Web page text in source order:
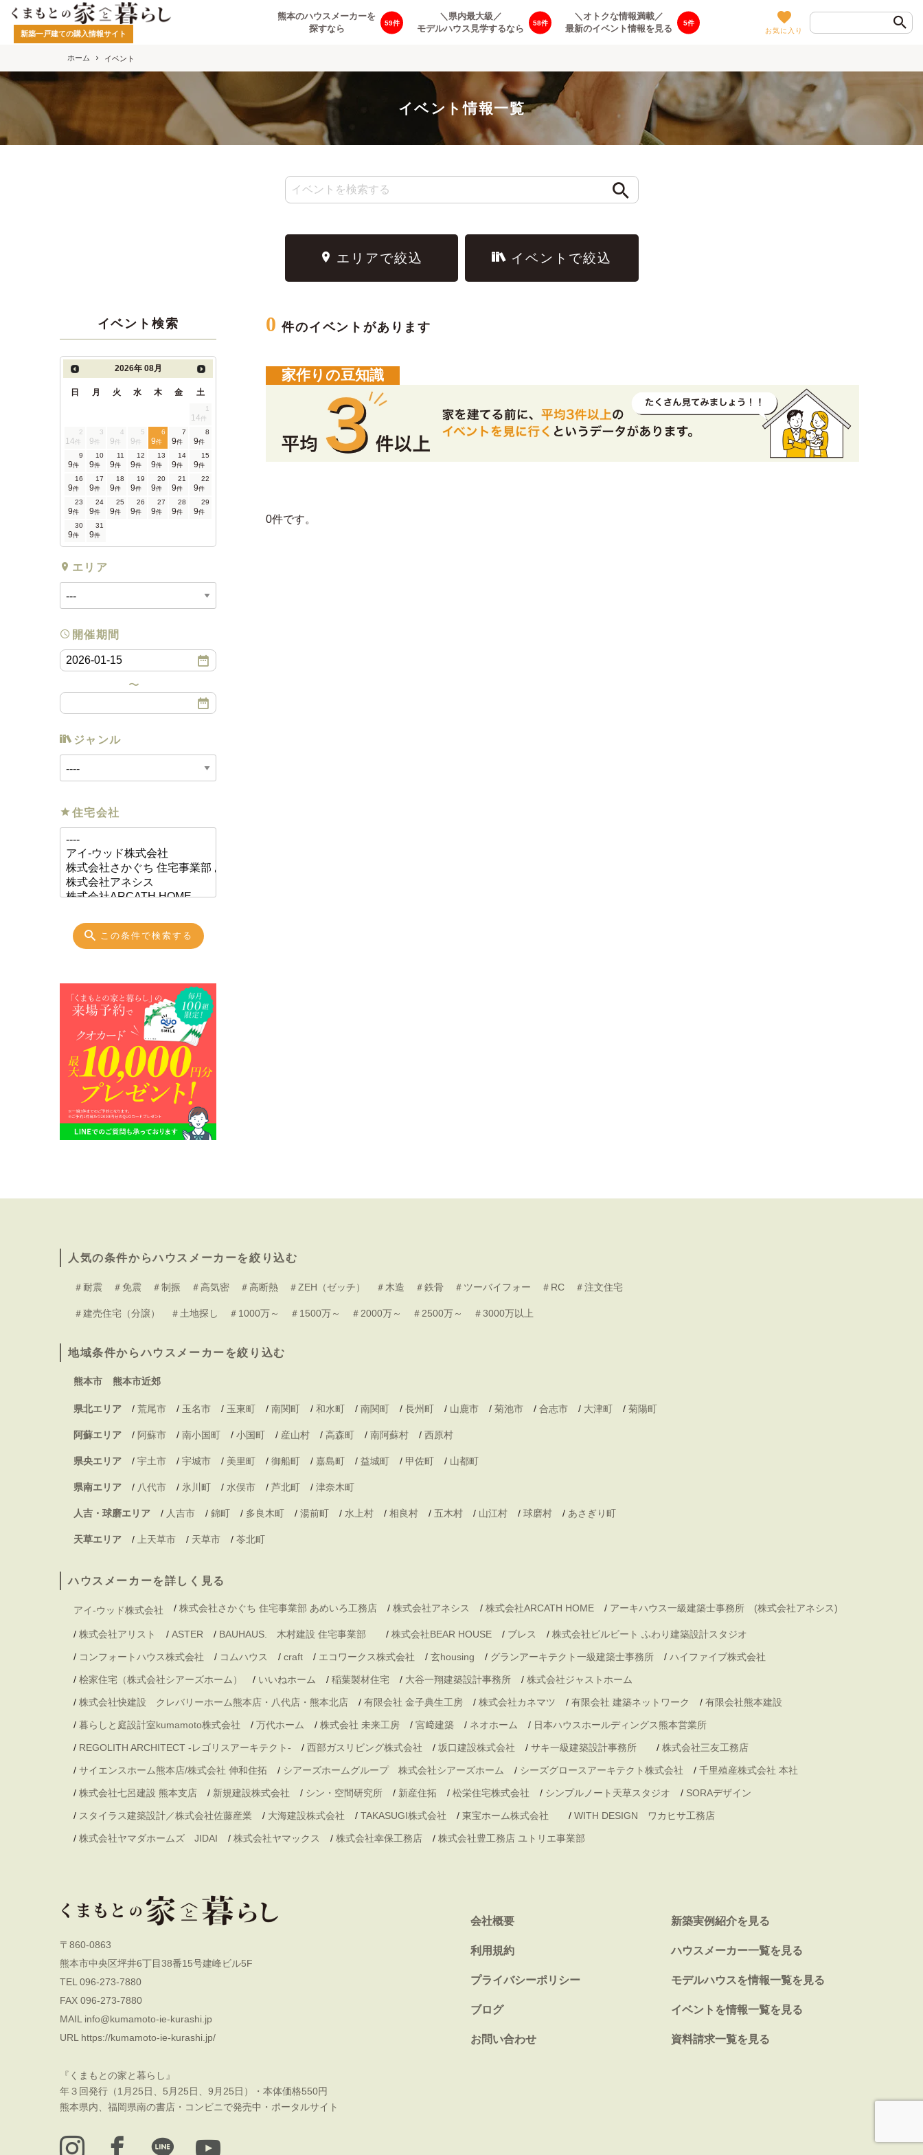
新築一戸建ての購入情報サイト
59
熊本のハウスメーカーを
探すなら
58
＼県内最大級／
モデルハウス見学するなら
5
＼オトクな情報満載／
最新のイベント情報を見る
お気に入り
ホーム イベント
イベント情報一覧
エリアで絞込 イベントで絞込
イベント検索
2026年 08月
日 月 火 水 木 金 土
1
14件
2
14件
3
9件
4
9件
5
9件
6
9件
7
9件
8
9件
9
9件
10
9件
11
9件
12
9件
13
9件
14
9件
15
9件
16
9件
17
9件
18
9件
19
9件
20
9件
21
9件
22
9件
23
9件
24
9件
25
9件
26
9件
27
9件
28
9件
29
9件
30
9件
31
9件
エリア
開催期間
ジャンル
住宅会社
この条件で検索する
0 件のイベントがあります
家作りの豆知識
0件です。
人気の条件からハウスメーカーを絞り込む
＃耐震 ＃免震 ＃制振 ＃高気密 ＃高断熱 ＃ZEH（ゼッチ） ＃木造 ＃鉄骨 ＃ツーバイフォー ＃RC ＃注文住宅
＃建売住宅（分譲） ＃土地探し ＃1000万～ ＃1500万～ ＃2000万～ ＃2500万～ ＃3000万以上
地域条件からハウスメーカーを絞り込む
熊本市 熊本市近郊
県北エリア / 荒尾市 / 玉名市 / 玉東町 / 南関町 / 和水町 / 南関町 / 長州町 / 山鹿市 / 菊池市 / 合志市 / 大津町 / 菊陽町
阿蘇エリア / 阿蘇市 / 南小国町 / 小国町 / 産山村 / 高森町 / 南阿蘇村 / 西原村
県央エリア / 宇土市 / 宇城市 / 美里町 / 御船町 / 嘉島町 / 益城町 / 甲佐町 / 山都町
県南エリア / 八代市 / 氷川町 / 水俣市 / 芦北町 / 津奈木町
人吉・球磨エリア / 人吉市 / 錦町 / 多良木町 / 湯前町 / 水上村 / 相良村 / 五木村 / 山江村 / 球磨村 / あさぎり町
天草エリア / 上天草市 / 天草市 / 苓北町
ハウスメーカーを詳しく見る
アイ-ウッド株式会社 / 株式会社さかぐち 住宅事業部 あめいろ工務店 / 株式会社アネシス / 株式会社ARCATH HOME / アーキハウス一級建築士事務所 (株式会社アネシス)
/ 株式会社アリスト / ASTER / BAUHAUS. 木村建設 住宅事業部 / 株式会社BEAR HOUSE / ブレス / 株式会社ビルビート ふわり建築設計スタジオ
/ コンフォートハウス株式会社 / コムハウス / craft / エコワークス株式会社 / 玄housing / グランアーキテクト一級建築士事務所 / ハイファイブ株式会社
/ 桧家住宅（株式会社シアーズホーム） / いいねホーム / 稲葉製材住宅 / 大谷一翔建築設計事務所 / 株式会社ジャストホーム
/ 株式会社快建設 クレバリーホーム熊本店・八代店・熊本北店 / 有限会社 金子典生工房 / 株式会社カネマツ / 有限会社 建築ネットワーク / 有限会社熊本建設
/ 暮らしと庭設計室kumamoto株式会社 / 万代ホーム / 株式会社 未来工房 / 宮﨑建築 / ネオホーム / 日本ハウスホールディングス熊本営業所
/ REGOLITH ARCHITECT -レゴリスアーキテクト- / 西部ガスリビング株式会社 / 坂口建設株式会社 / サキ一級建築設計事務所 / 株式会社三友工務店
/ サイエンスホーム熊本店/株式会社 伸和住拓 / シアーズホームグループ 株式会社シアーズホーム / シーズグロースアーキテクト株式会社 / 千里殖産株式会社 本社
/ 株式会社七呂建設 熊本支店 / 新規建設株式会社 / シン・空間研究所 / 新産住拓 / 松栄住宅株式会社 / シンプルノート天草スタジオ / SORAデザイン
/ スタイラス建築設計／株式会社佐藤産業 / 大海建設株式会社 / TAKASUGI株式会社 / 東宝ホーム株式会社 / WITH DESIGN ワカヒサ工務店
/ 株式会社ヤマダホームズ JIDAI / 株式会社ヤマックス / 株式会社幸保工務店 / 株式会社豊工務店 ユトリエ事業部
〒860-0863
熊本市中央区坪井6丁目38番15号建峰ビル5F
TEL 096-273-7880
FAX 096-273-7880
MAIL info@kumamoto-ie-kurashi.jp
URL https://kumamoto-ie-kurashi.jp/
『くまもとの家と暮らし』
年３回発行（1月25日、5月25日、9月25日）・本体価格550円
熊本県内、福岡県南の書店・コンビニで発売中・ポータルサイト
会社概要 新築実例紹介を見る
利用規約 ハウスメーカー一覧を見る
プライバシーポリシー モデルハウスを情報一覧を見る
ブログ イベントを情報一覧を見る
お問い合わせ 資料請求一覧を見る